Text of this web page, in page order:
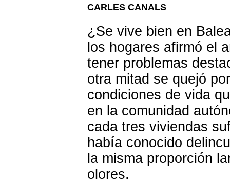
CARLES CANALS
¿Se vive bien en
los hogares afirmó el
tener problemas
otra mitad se quejó
condiciones de vida
en la comunidad
cada tres viviendas
había conocido
la misma proporción
olores.